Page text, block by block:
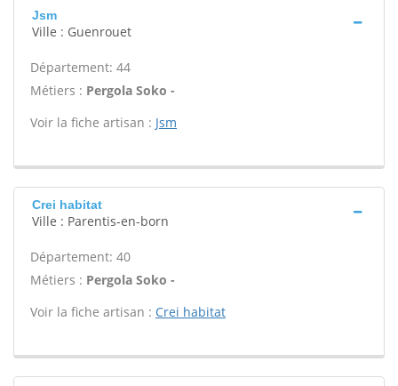
Jsm
Ville : Guenrouet
Département: 44
Métiers : Pergola Soko -
Voir la fiche artisan : Jsm
Crei habitat
Ville : Parentis-en-born
Département: 40
Métiers : Pergola Soko -
Voir la fiche artisan : Crei habitat